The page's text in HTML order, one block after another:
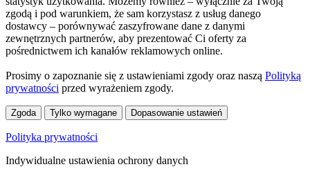
zgodą i pod warunkiem, że sam korzystasz z usług danego
dostawcy – porównywać zaszyfrowane dane z danymi
zewnętrznych partnerów, aby prezentować Ci oferty za
pośrednictwem ich kanałów reklamowych online.
Prosimy o zapoznanie się z ustawieniami zgody oraz naszą Polityką
prywatności przed wyrażeniem zgody.
Zgoda Tylko wymagane Dopasowanie ustawień
Polityka prywatności
Indywidualne ustawienia ochrony danych